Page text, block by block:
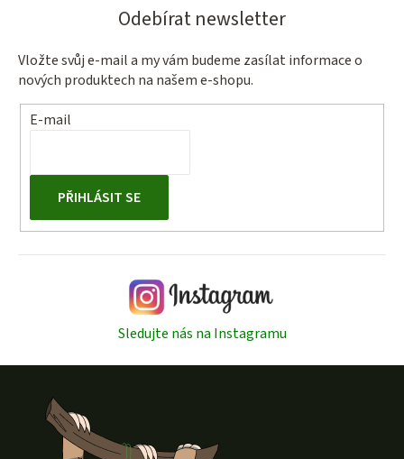
v
p
i
Odebírat newsletter
Vložte svůj e-mail a my vám budeme zasílat informace o
nových produktech na našem e-shopu.
E-mail
PŘIHLÁSIT SE
Sledujte nás na Instagramu